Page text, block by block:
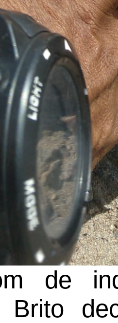
de
Brito